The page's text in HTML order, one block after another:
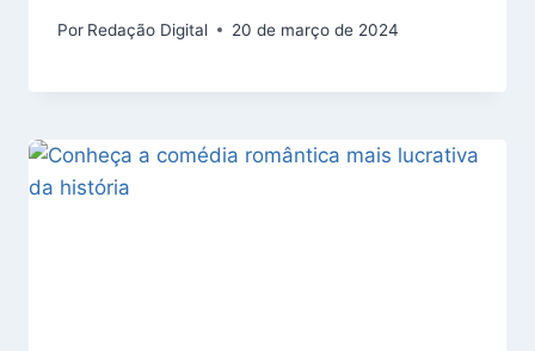
Por Redação Digital 20 de março de 2024